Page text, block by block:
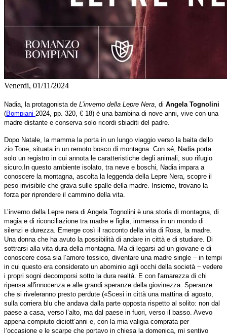
Venerdi, 01/11/2024
Nadia, la protagonista de L’inverno della Lepre Nera, di Angela Tognolini
(Bompiani 2024, pp. 320, € 18) è una bambina di nove anni, vive con una
madre distante e conserva solo ricordi sbiaditi del padre.
Dopo Natale, la mamma la porta in un lungo viaggio verso la baita dello
zio Tone, situata in un remoto bosco di montagna. Con sé, Nadia porta
solo un registro in cui annota le caratteristiche degli animali, suo rifugio
sicuro.In questo ambiente isolato, tra neve e boschi, Nadia impara a
conoscere la montagna, ascolta la leggenda della Lepre Nera, scopre il
peso invisibile che grava sulle spalle della madre. Insieme, trovano la
forza per riprendere il cammino della vita.
L’inverno della Lepre nera di Angela Tognolini è una storia di montagna, di
magia e di riconciliazione tra madre e figlia, immersa in un mondo di
silenzi e durezza. Emerge così il racconto della vita di Rosa, la madre.
Una donna che ha avuto la possibilità di andare in città e di studiare. Di
sottrarsi alla vita dura della montagna. Ma di legarsi ad un giovane e di
conoscere cosa sia l’amore tossico, diventare una madre single ‒ in tempi
in cui questo era considerato un abominio agli occhi della società ‒ vedere
i propri sogni decomporsi sotto la dura realtà. E con l'amarezza di chi
ripensa all'innocenza e alle grandi speranze della giovinezza. Speranze
che si riveleranno presto perdute («Scesi in città una mattina di agosto,
sulla corriera blu che andava dalla parte opposta rispetto al solito: non dal
paese a casa, verso l’alto, ma dal paese in fuori, verso il basso. Avevo
appena compiuto diciott’anni e, con la mia valigia comprata per
l’occasione e le scarpe che portavo in chiesa la domenica, mi sentivo